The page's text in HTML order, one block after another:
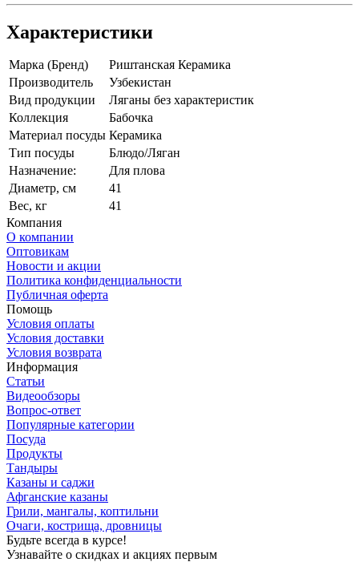
Характеристики
Марка (Бренд)
Риштанская Керамика
Производитель
Узбекистан
Вид продукции
Ляганы без характеристик
Коллекция
Бабочка
Материал посуды Керамика
Тип посуды
Блюдо/Ляган
Назначение:
Для плова
Диаметр, см
41
Вес, кг
41
Компания
О компании
Оптовикам
Новости и акции
Политика конфиденциальности
Публичная оферта
Помощь
Условия оплаты
Условия доставки
Условия возврата
Информация
Статьи
Видеообзоры
Вопрос-ответ
Популярные категории
Посуда
Продукты
Тандыры
Казаны и саджи
Афганские казаны
Грили, мангалы, коптильни
Очаги, кострища, дровницы
Будьте всегда в курсе!
Узнавайте о скидках и акциях первым